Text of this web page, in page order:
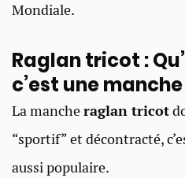
Mondiale.
Raglan tricot :
c’est une
La mancheraglan tricot
“sportif” et décontracté,
aussi populaire.